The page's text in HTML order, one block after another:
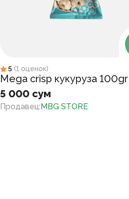
5 (1 оценок)
Mega crisp кукуруза 100gr
5 000 сум
Продавец:MBG STORE